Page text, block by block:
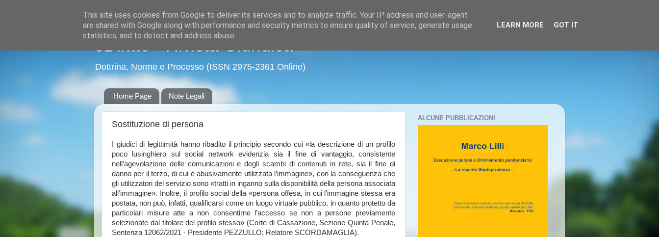
eDiritto - Rivista Giuridica
Dottrina, Norme e Processo (ISSN 2975-2361 Online)
Home Page Note Legali
Sostituzione di persona
I giudici di legittimità hanno ribadito il principio secondo cui «la descrizione di un profilo
poco lusinghiero sul social network evidenzia sia il fine di vantaggio, consistente
nell’agevolazione delle comunicazioni e degli scambi di contenuti in rete, sia il fine di
danno per il terzo, di cui è abusivamente utilizzata l’immagine», con la conseguenza che
gli utilizzatori del servizio sono «tratti in inganno sulla disponibilità della persona associata
all’immagine». Inoltre, il profilo social della «persona offesa, in cui l’immagine stessa era
postata, non può, infatti, qualificarsi come un luogo virtuale pubblico, in quanto protetto da
particolari misure atte a non consentirne l’accesso se non a persone previamente
selezionate dal titolare del profilo stesso» (Corte di Cassazione, Sezione Quinta Penale,
Sentenza 12062/2021 - Presidente PEZZULLO; Relatore SCORDAMAGLIA).
ALCUNE PUBBLICAZIONI
This site uses cookies from Google to deliver its services and to analyze traffic. Your IP address and user-agent
are shared with Google along with performance and security metrics to ensure quality of service, generate usage
statistics, and to detect and address abuse.
LEARN MORE GOT IT